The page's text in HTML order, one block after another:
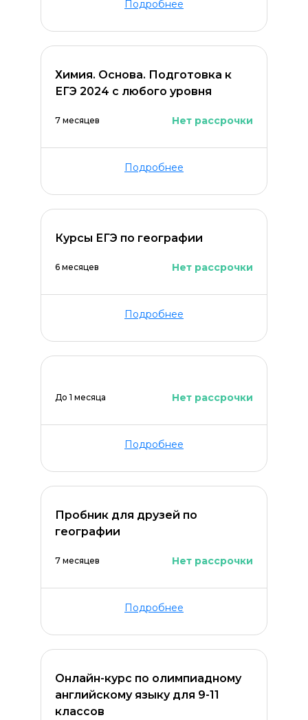
Подробнее
Химия. Основа. Подготовка к
ЕГЭ 2024 с любого уровня
7 месяцев Нет рассрочки
Подробнее
Курсы ЕГЭ по географии
6 месяцев Нет рассрочки
Подробнее
До 1 месяца Нет рассрочки
Подробнее
Пробник для друзей по
географии
7 месяцев Нет рассрочки
Подробнее
Онлайн-курс по олимпиадному
английскому языку для 9-11
классов
ОСТАВИТЬ КОММЕНТАРИЙ